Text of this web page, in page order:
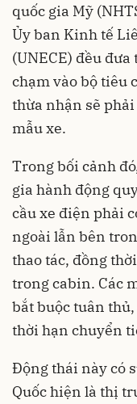
quốc gia Mỹ
Ủy ban Kinh tế
(UNECE) đều
chạm vào bộ tiêu
thừa nhận sẽ
mẫu xe.
Trong bối cảnh
gia hành động
cầu xe điện phải
ngoài lẫn bên
thao tác, đồng
trong cabin. Các
bắt buộc tuân
thời hạn chuyển
Động thái này có
Quốc hiện là thị